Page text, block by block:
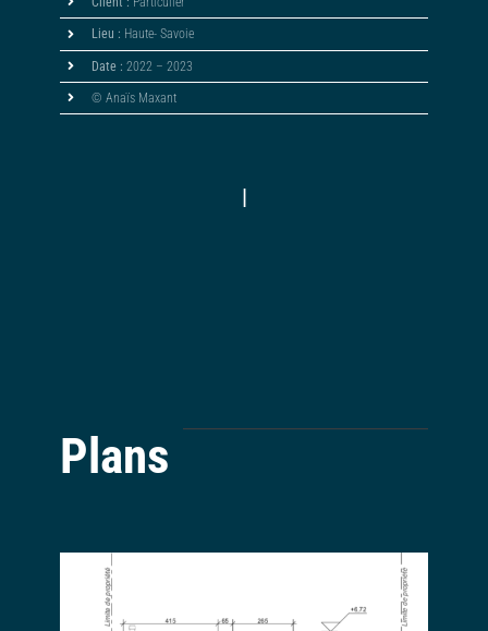
Lieu : Haute- Savoie
Date : 2022 – 2023
© Anaïs Maxant
|
Plans